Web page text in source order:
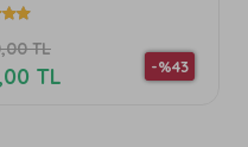
1.400,00 TL
790,00 TL